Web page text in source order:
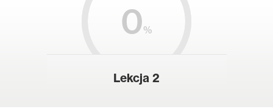
0%
Lekcja 2